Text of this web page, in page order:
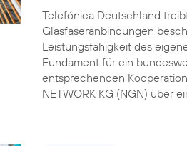
Telefónica Deutschland
Glasfaseranbindungen
Leistungsfähigkeit des
Fundament für ein
entsprechenden
NETWORK KG (NGN) über